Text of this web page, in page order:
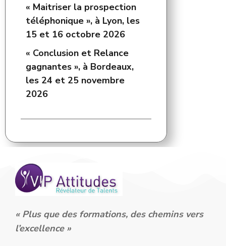
« Maitriser la prospection
téléphonique », à Lyon, les
15 et 16 octobre 2026
« Conclusion et Relance
gagnantes », à Bordeaux,
les 24 et 25 novembre
2026
« Plus que des formations, des chemins vers
l’excellence »